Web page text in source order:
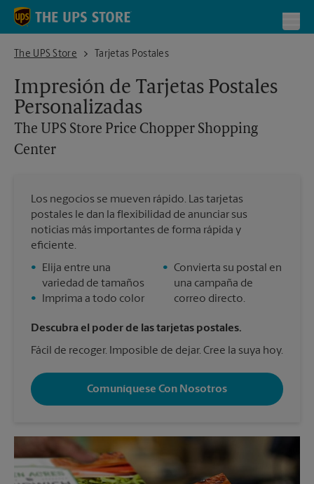
Skip to content
Return to Nav
The UPS Store
The UPS Store Price Chopper Shopping Center
Tarjetas Postales
Impresión de Tarjetas Postales
Personalizadas
The UPS Store Price Chopper Shopping
Center
Los negocios se mueven rápido. Las tarjetas
postales le dan la flexibilidad de anunciar sus
noticias más importantes de forma rápida y
eficiente.
•
Elija entre una
variedad de tamaños
•
Imprima a todo color
• Convierta su postal en
una campaña de
correo directo.
Descubra el poder de las tarjetas postales.
Fácil de recoger. Imposible de dejar. Cree la suya hoy.
Comuníquese Con Nosotros